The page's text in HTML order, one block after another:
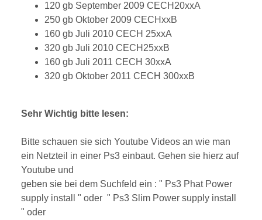
120 gb September 2009 CECH20xxA
250 gb Oktober 2009 CECHxxB
160 gb Juli 2010 CECH 25xxA
320 gb Juli 2010 CECH25xxB
160 gb Juli 2011 CECH 30xxA
320 gb Oktober 2011 CECH 300xxB
Sehr Wichtig bitte lesen:
Bitte schauen sie sich Youtube Videos an wie man
ein Netzteil in einer Ps3 einbaut. Gehen sie hierz auf
Youtube und
geben sie bei dem Suchfeld ein : " Ps3 Phat Power
supply install " oder " Ps3 Slim Power supply install
" oder